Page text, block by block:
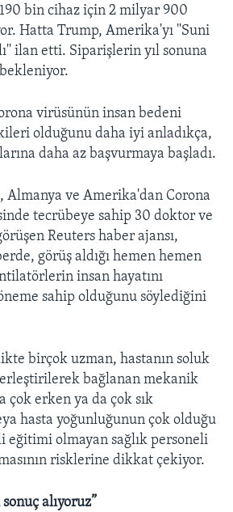
bin cihaz için 2 milyar 900
Hatta Trump, Amerika'yı ''Suni
ilan etti. Siparişlerin yıl sonuna
virüsünün insan bedeni
olduğunu daha iyi anladıkça,
daha az başvurmaya başladı.
Almanya ve Amerika'dan Corona
tecrübeye sahip 30 doktor ve
Reuters haber ajansı,
görüş aldığı hemen hemen
insan hayatını
sahip olduğunu söylediğini
birçok uzman, hastanın soluk
bağlanan mekanik
çok erken ya da çok sık
hasta yoğunluğunun çok olduğu
eğitimi olmayan sağlık personeli
risklerine dikkat çekiyor.
alıyoruz”